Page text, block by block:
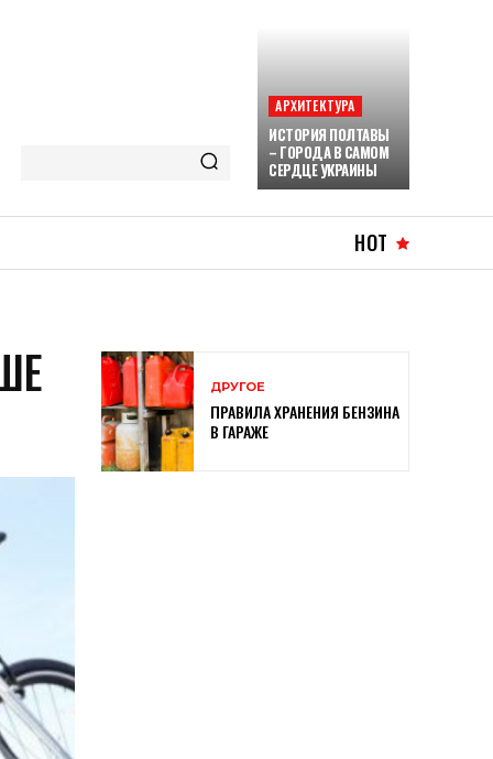
АРХИТЕКТУРА
ИСТОРИЯ ПОЛТАВЫ
– ГОРОДА В САМОМ
СЕРДЦЕ УКРАИНЫ
HOT
ДРУГОЕ
ПРАВИЛА ХРАНЕНИЯ БЕНЗИНА
В ГАРАЖЕ